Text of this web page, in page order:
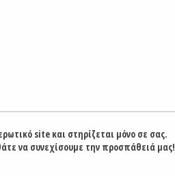
site και στηρίζεται μόνο σε σας.
να συνεχίσουμε την προσπάθειά μας!